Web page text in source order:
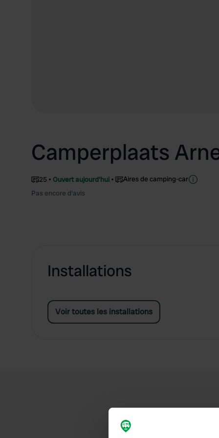
Camperplaats
25 Ouvert aujourd'hui
Aires de camping-car
Pas encore d'avis
Installations
Voir toutes les installations